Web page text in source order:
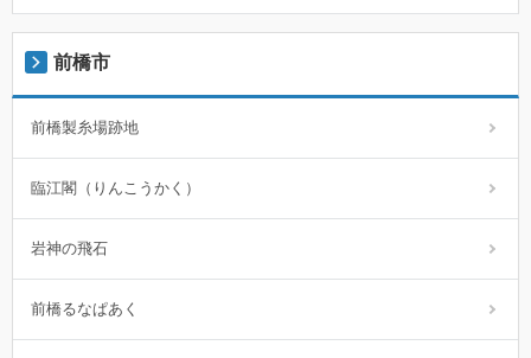
前橋市
前橋製糸場跡地
臨江閣（りんこうかく）
岩神の飛石
前橋るなぱあく